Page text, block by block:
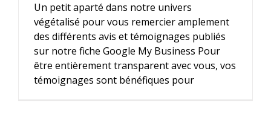
Un petit aparté dans notre univers
végétalisé pour vous remercier amplement
des différents avis et témoignages publiés
sur notre fiche Google My Business Pour
être entièrement transparent avec vous, vos
témoignages sont bénéfiques pour